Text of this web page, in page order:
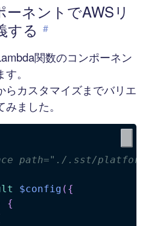
ネントでAWSリ
する #
関数のコンポーネン
。
らカスタマイズまでバリエ
ました。
path="./.sst/platform/
$config ( {
{